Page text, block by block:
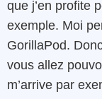
que j’en profite
exemple. Moi
GorillaPod.
vous allez
m’arrive par